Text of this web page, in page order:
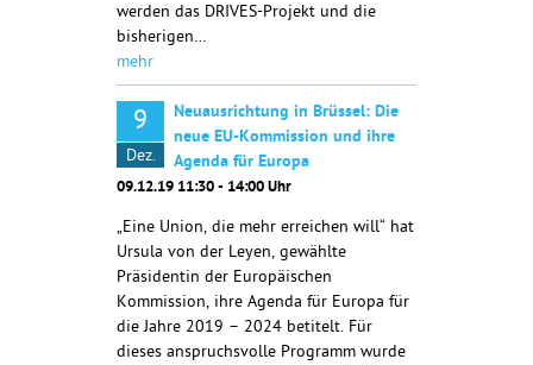
werden das DRIVES-Projekt und die
bisherigen…
mehr
9
Dez.
Neuausrichtung in Brüssel: Die
neue EU-Kommission und ihre
Agenda für Europa
09.12.19 11:30 - 14:00 Uhr
„Eine Union, die mehr erreichen will“ hat
Ursula von der Leyen, gewählte
Präsidentin der Europäischen
Kommission, ihre Agenda für Europa für
die Jahre 2019 – 2024 betitelt. Für
dieses anspruchsvolle Programm wurde